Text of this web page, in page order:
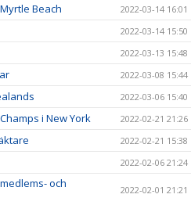
Beach 2022-03-14 16:01
2022-03-14 15:50
2022-03-13 15:48
2022-03-08 15:44
2022-03-06 15:40
i New York 2022-02-21 21:26
2022-02-21 15:38
2022-02-06 21:24
och
2022-02-01 21:21